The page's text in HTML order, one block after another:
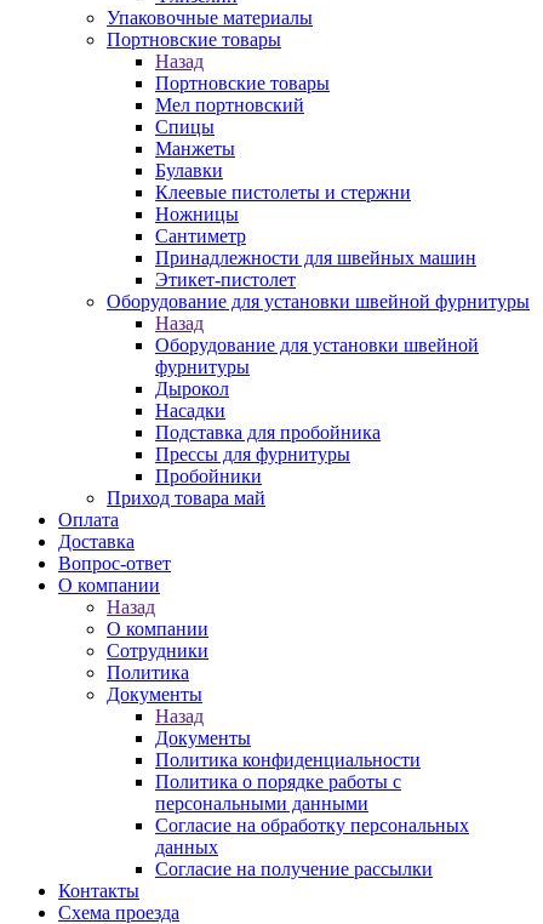
Упаковочные материалы
Портновские товары
Назад
Портновские товары
Мел портновский
Спицы
Манжеты
Булавки
Клеевые пистолеты и стержни
Ножницы
Сантиметр
Принадлежности для швейных машин
Этикет-пистолет
Оборудование для установки швейной фурнитуры
Назад
Оборудование для установки швейной
фурнитуры
Дырокол
Насадки
Подставка для пробойника
Прессы для фурнитуры
Пробойники
Приход товара май
Оплата
Доставка
Вопрос-ответ
О компании
Назад
О компании
Сотрудники
Политика
Документы
Назад
Документы
Политика конфиденциальности
Политика о порядке работы с
персональными данными
Согласие на обработку персональных
данных
Согласие на получение рассылки
Контакты
Схема проезда